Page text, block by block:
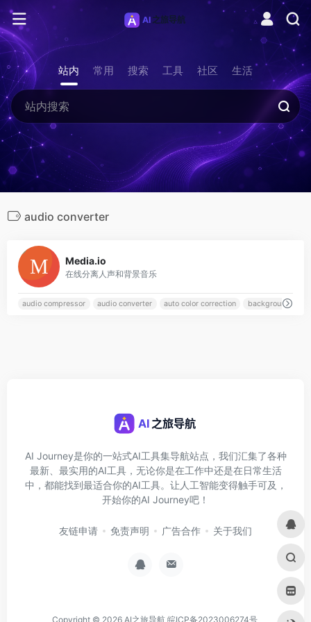
站内 常用 搜索 工具 社区 生活
audio converter
Media.io
在线分离人声和背景音乐
audio compressor audio converter auto color correction background
AI Journey是你的一站式AI工具集导航站点，我们汇集了各种
最新、最实用的AI工具，无论你是在工作中还是在日常生活
中，都能找到最适合你的AI工具。让人工智能变得触手可及，
开始你的AI Journey吧！
友链申请 免责声明 广告合作 关于我们
Copyright © 2026 AI之旅导航 皖ICP备2023006274号